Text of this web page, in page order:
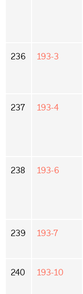
236 193-3
237 193-4
238 193-6
239 193-7
240 193-10